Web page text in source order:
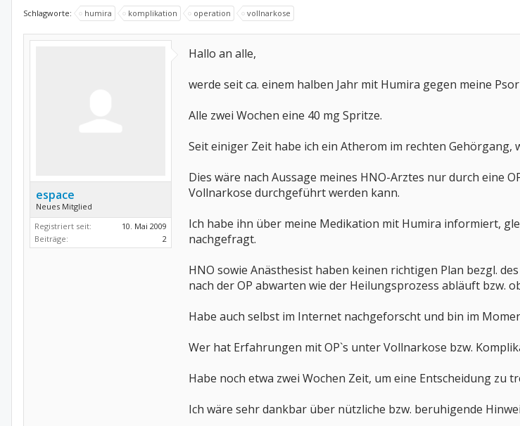
Schlagworte: humira komplikation operation vollnarkose
espace
Neues Mitglied
Registriert seit:
10. Mai 2009
Beiträge:
2
Hallo an alle,
werde seit ca. einem halben Jahr mit Humira gegen meine
Alle zwei Wochen eine 40 mg Spritze.
Seit einiger Zeit habe ich ein Atherom im rechten
Dies wäre nach Aussage meines HNO-Arztes nur durch eine
Vollnarkose durchgeführt werden kann.
Ich habe ihn über meine Medikation mit Humira informiert,
nachgefragt.
HNO sowie Anästhesist haben keinen richtigen Plan bezgl.
nach der OP abwarten wie der Heilungsprozess abläuft bzw.
Habe auch selbst im Internet nachgeforscht und bin im
Wer hat Erfahrungen mit OP`s unter Vollnarkose bzw.
Habe noch etwa zwei Wochen Zeit, um eine Entscheidung zu
Ich wäre sehr dankbar über nützliche bzw. beruhigende